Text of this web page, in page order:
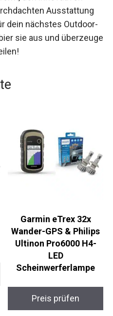
den innovativen
Ausstattung
dein nächstes
den Vorteilen!
Garmin eTrex 32x
Wander-GPS & Philips
Ultinon Pro6000 H4-
LED
Scheinwerferlampe